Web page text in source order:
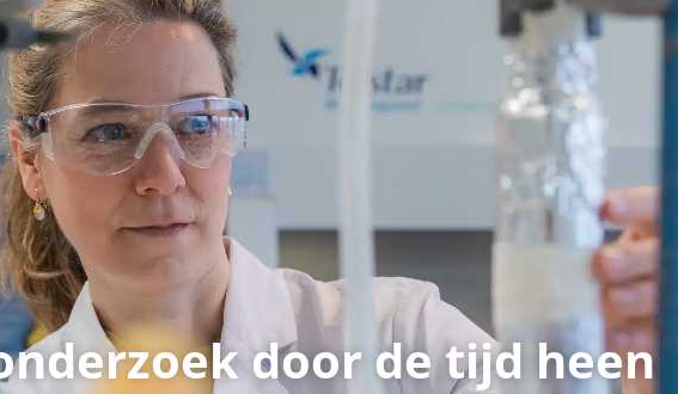
door de tijd heen